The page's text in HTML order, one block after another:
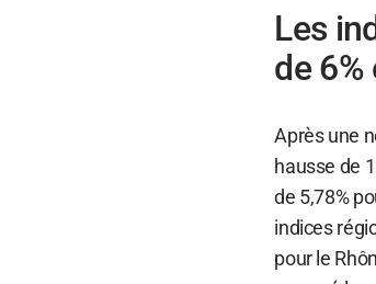
Les
de
Après une
hausse de
de 5,78%
indices
pour le